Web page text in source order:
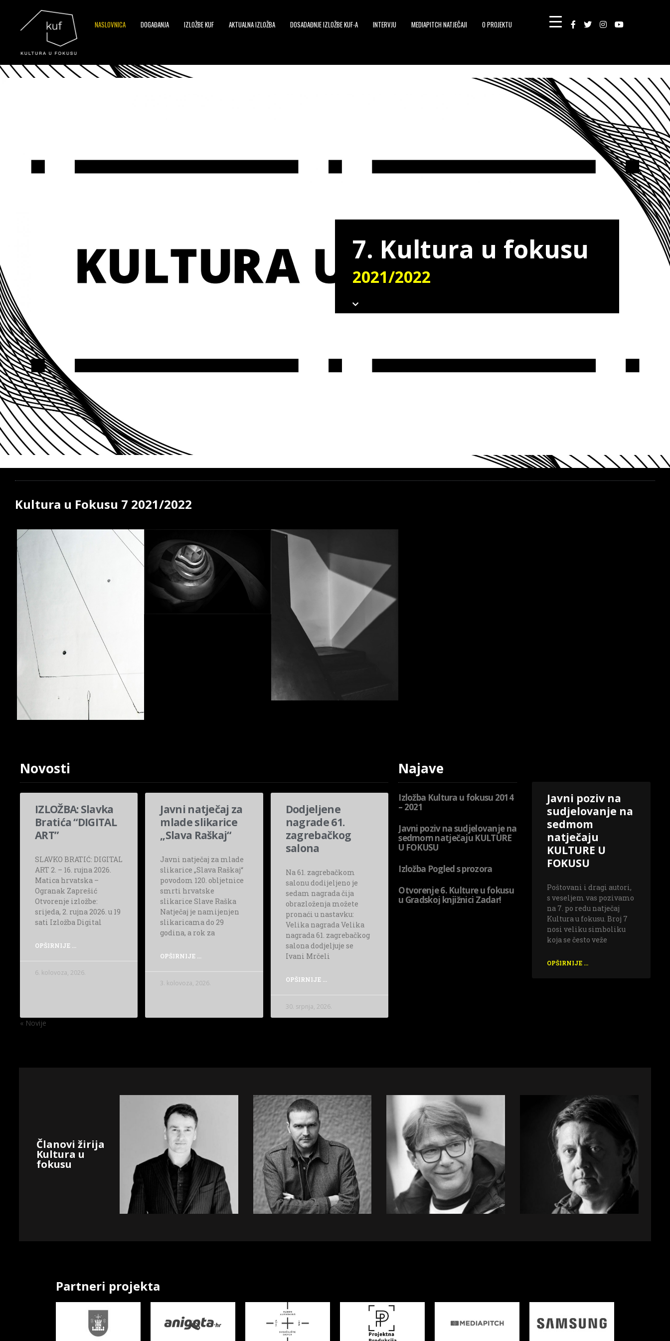
NASLOVNICA DOGAĐANJA IZLOŽBE KUF AKTUALNA IZLOŽBA DOSADAĐNJE IZLOŽBE KUF-A INTERVJU MEDIAPITCH NATJEČAJI O PROJEKTU
7. Kultura u fokusu
2021/2022
Kultura u Fokusu 7 2021/2022
Novosti
IZLOŽBA: Slavka
Bratića “DIGITAL
ART”
SLAVKO BRATIĆ: DIGITAL
ART 2. – 16. rujna 2026.
Matica hrvatska –
Ogranak Zaprešić
Otvorenje izložbe:
srijeda, 2. rujna 2026. u 19
sati Izložba Digital
OPŠIRNIJE ...
6. kolovoza, 2026.
Javni natječaj za
mlade slikarice
„Slava Raškaj“
Javni natječaj za mlade
slikarice „Slava Raškaj“
povodom 120. obljetnice
smrti hrvatske
slikarice Slave Raška
Natječaj je namijenjen
slikaricama do 29
godina, a rok za
OPŠIRNIJE ...
3. kolovoza, 2026.
Dodjeljene
nagrade 61.
zagrebačkog
salona
Na 61. zagrebačkom
salonu dodijeljeno je
sedam nagrada čija
obrazloženja možete
pronaći u nastavku:
Velika nagrada Velika
nagrada 61. zagrebačkog
salona dodjeljuje se
Ivani Mrčeli
OPŠIRNIJE ...
30. srpnja, 2026.
« Novije
Najave
Izložba Kultura u fokusu 2014
– 2021
Javni poziv na sudjelovanje na
sedmom natječaju KULTURE
U FOKUSU
Izložba Pogled s prozora
Otvorenje 6. Kulture u fokusu
u Gradskoj knjižnici Zadar!
Javni poziv na
sudjelovanje na
sedmom
natječaju
KULTURE U
FOKUSU
Poštovani i dragi autori,
s veseljem vas pozivamo
na 7. po redu natječaj
Kultura u fokusu. Broj 7
nosi veliku simboliku
koja se često veže
OPŠIRNIJE ...
Članovi žirija
Kultura u
fokusu
Partneri projekta
▼